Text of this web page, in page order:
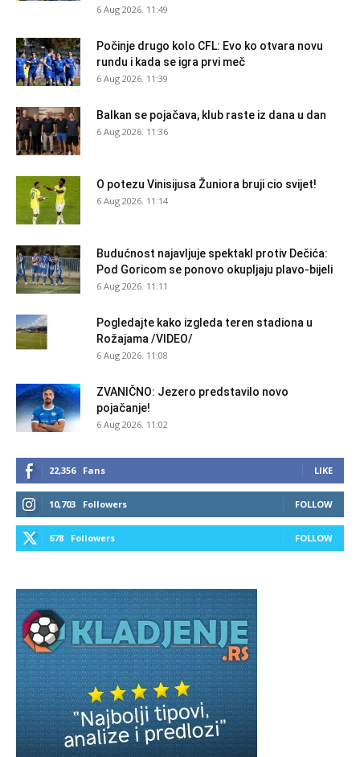
6 Aug 2026. 11:49
Počinje drugo kolo CFL: Evo ko otvara novu
rundu i kada se igra prvi meč
6 Aug 2026. 11:39
Balkan se pojačava, klub raste iz dana u dan
6 Aug 2026. 11:36
O potezu Vinisijusa Žuniora bruji cio svijet!
6 Aug 2026. 11:14
Budućnost najavljuje spektakl protiv Dečića:
Pod Goricom se ponovo okupljaju plavo-bijeli
6 Aug 2026. 11:11
Pogledajte kako izgleda teren stadiona u
Rožajama /VIDEO/
6 Aug 2026. 11:08
ZVANIČNO: Jezero predstavilo novo
pojačanje!
6 Aug 2026. 11:02
22,356 Fans LIKE
10,703 Followers FOLLOW
678 Followers FOLLOW